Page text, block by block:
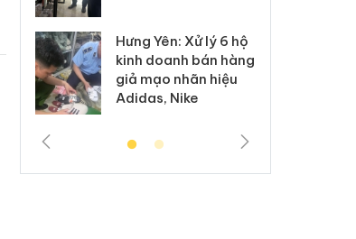
Hưng Yên: Xử lý 6 hộ
kinh doanh bán hàng
giả mạo nhãn hiệu
Adidas, Nike